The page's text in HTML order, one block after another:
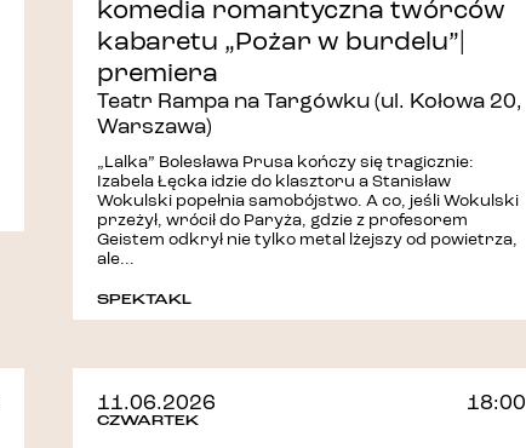
komedia romantyczna twórców
kabaretu „Pożar w burdelu”|
premiera
Teatr Rampa na Targówku (ul. Kołowa 20,
Warszawa)
„Lalka” Bolesława Prusa kończy się tragicznie:
Izabela Łęcka idzie do klasztoru a Stanisław
Wokulski popełnia samobójstwo. A co, jeśli Wokulski
przeżył, wrócił do Paryża, gdzie z profesorem
Geistem odkrył nie tylko metal lżejszy od powietrza,
ale...
SPEKTAKL
11.06.2026
CZWARTEK
18:00